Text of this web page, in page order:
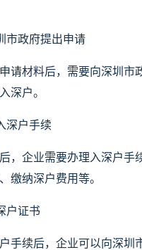
市政府提出申请
请材料后，需要向深圳市
深户。
深户手续
，企业需要办理入深户手
缴纳深户费用等。
户证书
手续后，企业可以向深圳